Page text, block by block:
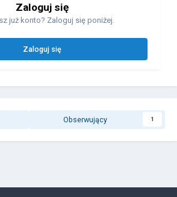
Zaloguj się
już konto? Zaloguj się poniżej.
Zaloguj się
Obserwujący 1